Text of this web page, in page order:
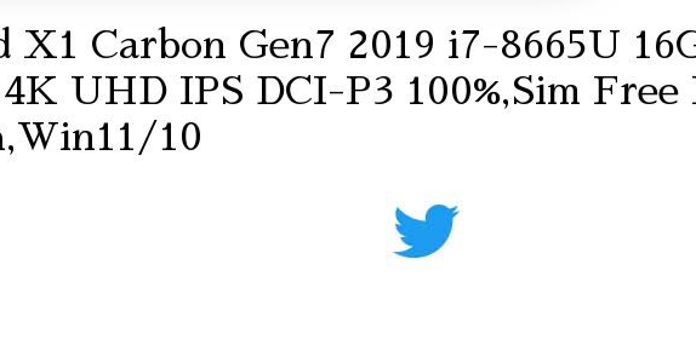
X1 Carbon Gen7 2019 i7-8665U
4K UHD IPS DCI-P3 100%,Sim
10